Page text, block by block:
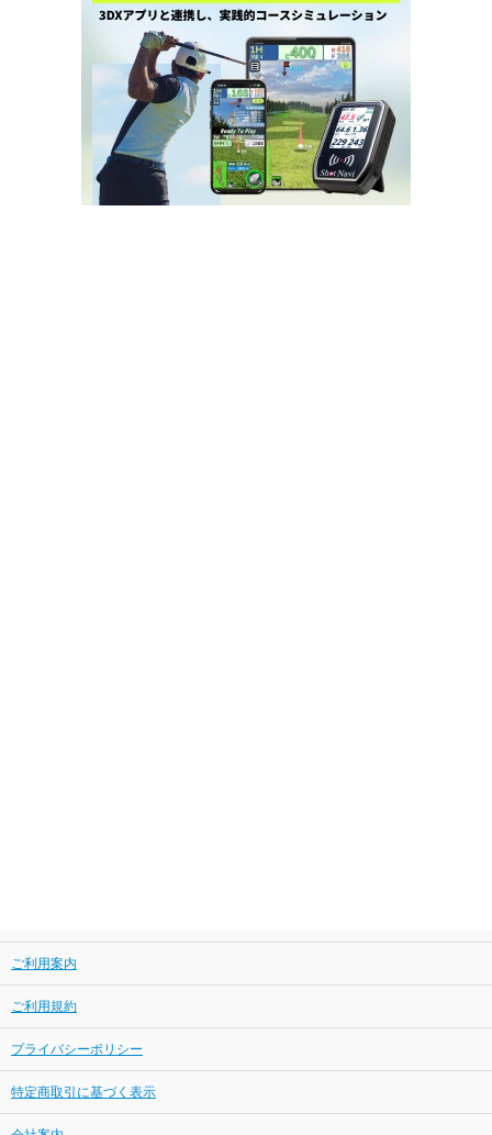
ご利用案内
ご利用規約
プライバシーポリシー
特定商取引に基づく表示